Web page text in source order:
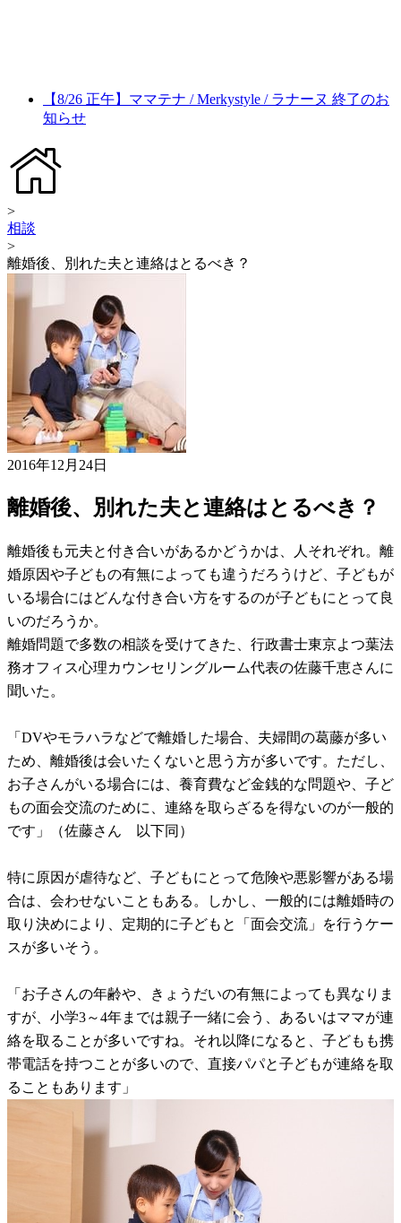
【8/26 正午】ママテナ / Merkystyle / ラナーヌ 終了のお
知らせ
>
相談
>
離婚後、別れた夫と連絡はとるべき？
2016年12月24日
離婚後、別れた夫と連絡はとるべき？
離婚後も元夫と付き合いがあるかどうかは、人それぞれ。離
婚原因や子どもの有無によっても違うだろうけど、子どもが
いる場合にはどんな付き合い方をするのが子どもにとって良
いのだろうか。
離婚問題で多数の相談を受けてきた、行政書士東京よつ葉法
務オフィス心理カウンセリングルーム代表の佐藤千恵さんに
聞いた。
「DVやモラハラなどで離婚した場合、夫婦間の葛藤が多い
ため、離婚後は会いたくないと思う方が多いです。ただし、
お子さんがいる場合には、養育費など金銭的な問題や、子ど
もの面会交流のために、連絡を取らざるを得ないのが一般的
です」（佐藤さん 以下同）
特に原因が虐待など、子どもにとって危険や悪影響がある場
合は、会わせないこともある。しかし、一般的には離婚時の
取り決めにより、定期的に子どもと「面会交流」を行うケー
スが多いそう。
「お子さんの年齢や、きょうだいの有無によっても異なりま
すが、小学3～4年までは親子一緒に会う、あるいはママが連
絡を取ることが多いですね。それ以降になると、子どもも携
帯電話を持つことが多いので、直接パパと子どもが連絡を取
ることもあります」